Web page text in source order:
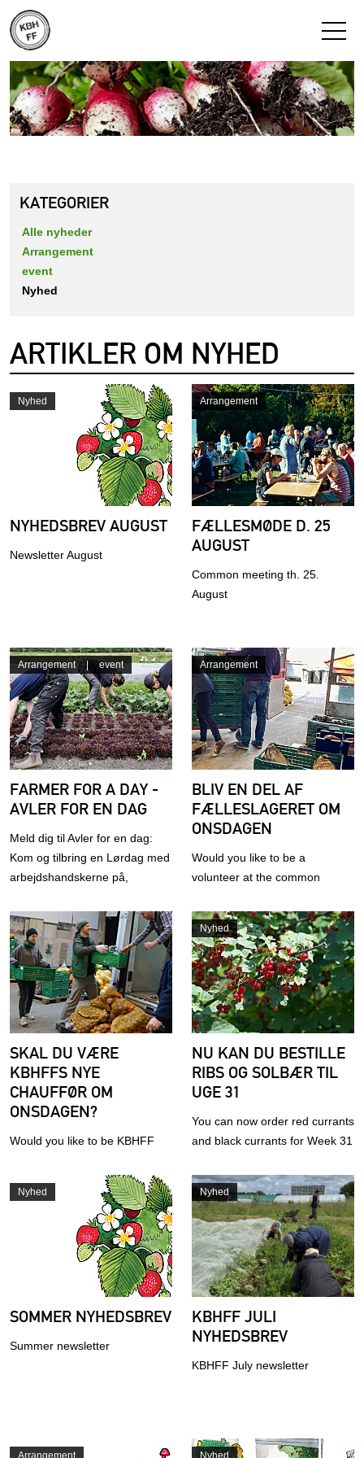
ARTIKLER OM NYHED
Nyhed
NYHEDSBREV AUGUST
Newsletter August
Arrangement
FÆLLESMØDE D. 25
AUGUST
Common meeting th. 25.
August
Arrangement event
FARMER FOR A DAY -
AVLER FOR EN DAG
Meld dig til Avler for en dag:
Kom og tilbring en Lørdag med
arbejdshandskerne på,
mennesker.
Arrangement
BLIV EN DEL AF
FÆLLESLAGERET OM
ONSDAGEN
Would you like to be a
volunteer at the common
SKAL DU VÆRE
KBHFFS NYE
CHAUFFØR OM
ONSDAGEN?
Would you like to be KBHFF
Nyhed
NU KAN DU BESTILLE
RIBS OG SOLBÆR TIL
UGE 31
You can now order red currants
and black currants for Week 31
Nyhed
SOMMER NYHEDSBREV
Summer newsletter
Nyhed
KBHFF JULI
NYHEDSBREV
KBHFF July newsletter
Arrangement Nyhed
KATEGORIER
Alle nyheder
Arrangement
event
Nyhed